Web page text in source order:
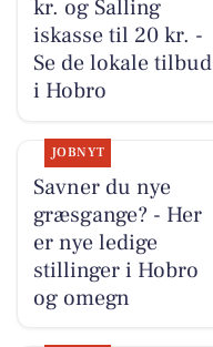
kr. og Salling
iskasse til 20 kr. -
Se de lokale tilbud
i Hobro
JOBNYT
Savner du nye
græsgange? - Her
er nye ledige
stillinger i Hobro
og omegn